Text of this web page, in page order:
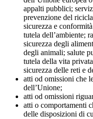
appalti pubblici;
prevenzione del
sicurezza e
tutela dell’ambiente;
sicurezza degli
degli animali; salute
tutela della vita
sicurezza delle reti e
atti od omissioni che
dell’Unione;
atti od omissioni
atti o comportamenti
delle disposizioni di